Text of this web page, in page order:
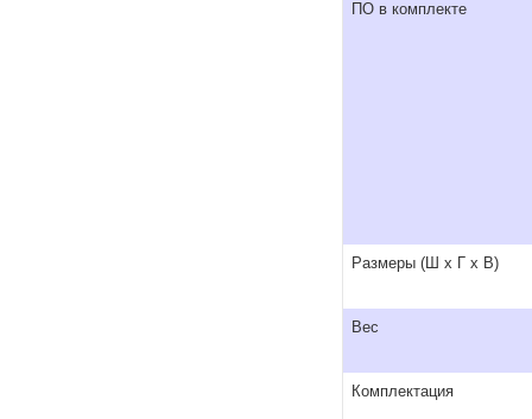
ПО в комплекте
Размеры (Ш x Г x В)
Вес
Комплектация